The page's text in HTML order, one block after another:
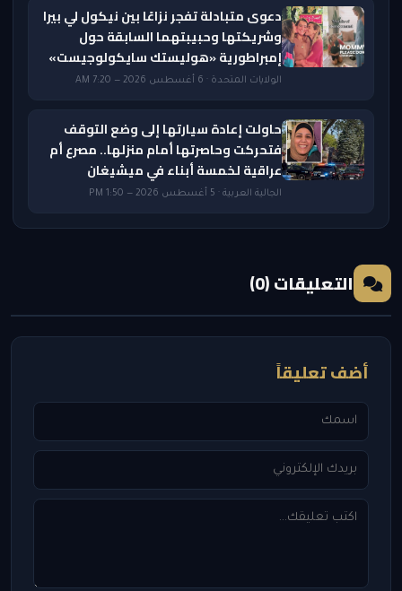
دعوى متبادلة تفجر نزاعًا بين نيكول لي بيرا
وشريكتها وحبيبتهما السابقة حول
إمبراطورية «هوليستك سايكولوجيست»
الولايات المتحدة · 6 أغسطس 2026 — 7:20 AM
حاولت إعادة سيارتها إلى وضع التوقف
فتحركت وحاصرتها أمام منزلها.. مصرع أم
عراقية لخمسة أبناء في ميشيغان
الجالية العربية · 5 أغسطس 2026 — 1:50 PM
التعليقات (0)
أضف تعليقاً